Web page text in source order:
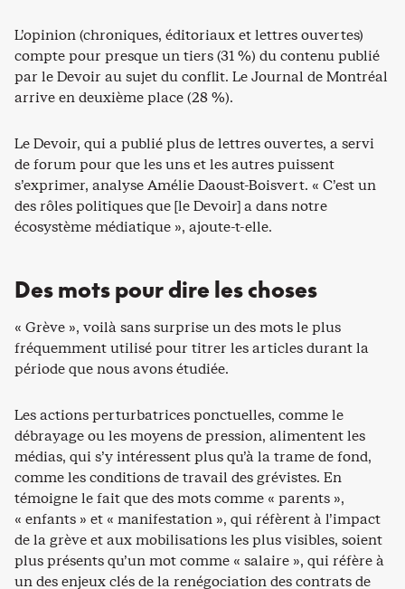
L’opinion (chroniques, éditoriaux et lettres ouvertes)
compte pour presque un tiers (31 %) du contenu publié
par le Devoir au sujet du conflit. Le Journal de Montréal
arrive en deuxième place (28 %).
Le Devoir, qui a publié plus de lettres ouvertes, a servi
de forum pour que les uns et les autres puissent
s’exprimer, analyse Amélie Daoust-Boisvert. « C’est un
des rôles politiques que [le Devoir] a dans notre
écosystème médiatique », ajoute-t-elle.
Des mots pour dire les choses
« Grève », voilà sans surprise un des mots le plus
fréquemment utilisé pour titrer les articles durant la
période que nous avons étudiée.
Les actions perturbatrices ponctuelles, comme le
débrayage ou les moyens de pression, alimentent les
médias, qui s’y intéressent plus qu’à la trame de fond,
comme les conditions de travail des grévistes. En
témoigne le fait que des mots comme « parents »,
« enfants » et « manifestation », qui réfèrent à l’impact
de la grève et aux mobilisations les plus visibles, soient
plus présents qu’un mot comme « salaire », qui réfère à
un des enjeux clés de la renégociation des contrats de